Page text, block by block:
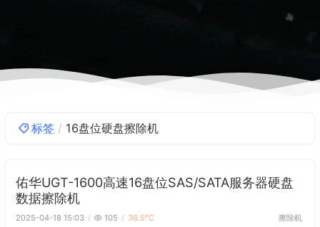
标签 16盘位硬盘擦除机
佑华UGT-1600高速16盘位SAS/SATA服务器硬盘
数据擦除机
2025-04-18 15:03 105 36.5℃ 擦除机